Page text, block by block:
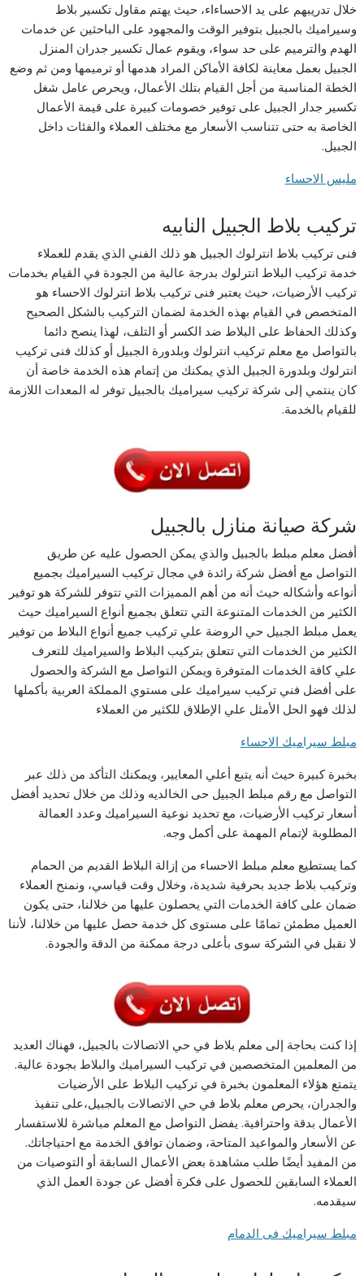
خلال تدريبهم على يد الاحساءاء، حيث يهتم مقاول تكسير بلاط
وسيراميك بالجبيل بتوفير الوقت والمجهود على الباحثين عن خدمات
الهدم والترميم على حد سواء، ويقوم عمال تكسير جدران المنزل
الجبيل بعمل معاينة لكافة الأماكن المراد هدمها أو ترميمها ومن ثم وضع
الخطة المناسبة من أجل القيام بتلك الأعمال، ويحرص عامل شغل
تكسير جدار الجبيل على توفير خصومات كبيرة على قيمة الأعمال
الخاصة به حتى تتناسب الأسعار مع مختلف العملاء والفئات داخل
الجبيل.
مليس الاحساء
تركيب بلاط الجبيل النابيه
فنى تركيب بلاط انترلوك الجبيل هو ذلك الفني الذي يقدم للعملاء
خدمة تركيب البلاط انترلوك بدرجة عالية من الجودة في القيام بخدمات
تركيب الأرضيات، حيث يعتبر فنى تركيب بلاط انترلوك الاحساء هو
المتخصص في القيام بهذه الخدمة لضمان التركيب بالشكل الصحيح
وكذلك الحفاظ على البلاط ضد الكسر أو التلف، لهذا ينصح دائما
بالتواصل مع معلم تركيب انترلوك وبلدورة الجبيل أو كذلك فنى تركيب
انترلوك وبلدورة الجبيل الذي يمكنك من إتمام هذه الخدمة خاصة أن
كان ينتمي إلى شركة تركيب سيراميك بالجبيل توفر له المعدات اللازمة
للقيام بالخدمة.
شركة صيانة منازل بالجبيل
أفضل معلم مبلط بالجبيل والذي يمكن الحصول عليه عن طريق
التواصل مع أفضل شركة رائدة في مجال تركيب السيراميك بجميع
أنواعه وأشكاله حيث أنه من أهم المميزات التي تتوفر للشركة هو توفير
الكثير من الخدمات المتنوعة التي تتعلق بجميع أنواع السيراميك حيث
يعمل مبلط الجبيل حي الروضة علي تركيب جميع أنواع البلاط من توفير
الكثير من الخدمات التي تتعلق بتركيب البلاط والسيراميك للتعرف
علي كافة الخدمات المتوفرة ويمكن التواصل مع الشركة والحصول
على أفضل فني تركيب سيراميك على مستوي المملكة العربية بأكملها
لذلك فهو الحل الأمثل علي الإطلاق للكثير من العملاء
مبلط سيراميك الاحساء
بخبرة كبيرة حيث أنه يتبع أعلي المعايير، ويمكنك التأكد من ذلك عبر
التواصل مع رقم مبلط الجبيل حى الخالديه وذلك من خلال تحديد أفضل
أسعار تركيب الأرضيات، مع تحديد نوعية السيراميك وعدد العمالة
المطلوبة لإتمام المهمة على أكمل وجه.
كما يستطيع معلم مبلط الاحساء من إزالة البلاط القديم من الحمام
وتركيب بلاط جديد بحرفية شديدة، وخلال وقت قياسي، ونمنح العملاء
ضمان على كافة الخدمات التي يحصلون عليها من خلالنا، حتى يكون
العميل مطمئن تمامًا على مستوى كل خدمة حصل عليها من خلالنا، لأننا
لا نقبل في الشركة سوى بأعلى درجة ممكنة من الدقة والجودة.
إذا كنت بحاجة إلى معلم بلاط في حي الاتصالات بالجبيل، فهناك العديد
من المعلمين المتخصصين في تركيب السيراميك والبلاط بجودة عالية.
يتمتع هؤلاء المعلمون بخبرة في تركيب البلاط على الأرضيات
والجدران، يحرص معلم بلاط في حي الاتصالات بالجبيل،على تنفيذ
الأعمال بدقة واحترافية. يفضل التواصل مع المعلم مباشرة للاستفسار
عن الأسعار والمواعيد المتاحة، وضمان توافق الخدمة مع احتياجاتك.
من المفيد أيضًا طلب مشاهدة بعض الأعمال السابقة أو التوصيات من
العملاء السابقين للحصول على فكرة أفضل عن جودة العمل الذي
سيقدمه.
مبلط سيراميك فى الدمام